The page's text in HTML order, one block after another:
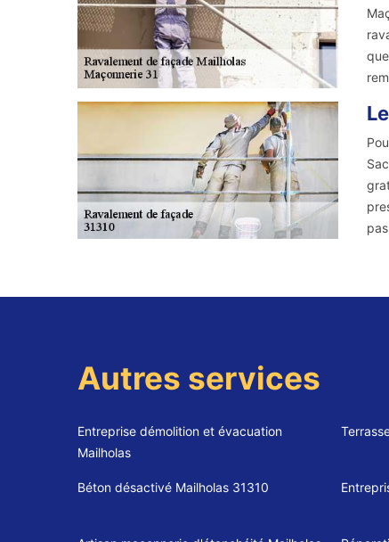
Autres services
Entreprise démolition et évacuation
Mailholas
Béton désactivé Mailholas 31310